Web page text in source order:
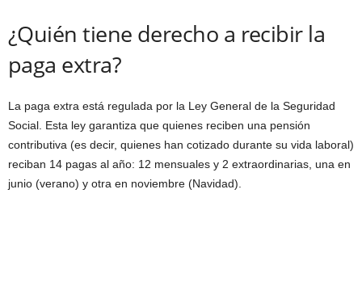
¿Quién tiene derecho a recibir la
paga extra?
La paga extra está regulada por la Ley General de la Seguridad
Social. Esta ley garantiza que quienes reciben una pensión
contributiva (es decir, quienes han cotizado durante su vida laboral)
reciban 14 pagas al año: 12 mensuales y 2 extraordinarias, una en
junio (verano) y otra en noviembre (Navidad).